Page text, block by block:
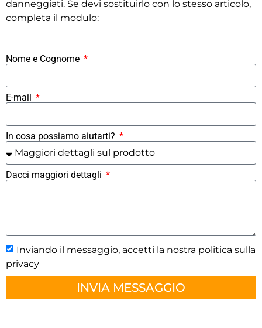
danneggiati. Se devi sostituirlo con lo stesso articolo,
completa il modulo:
Nome e Cognome
E-mail
In cosa possiamo aiutarti?
Dacci maggiori dettagli
Inviando il messaggio, accetti la nostra politica sulla
privacy
INVIA MESSAGGIO